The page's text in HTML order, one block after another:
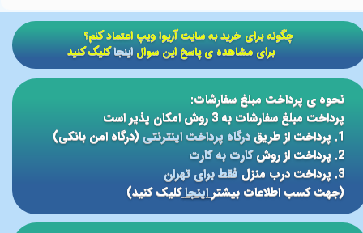
نحوه ی پرداخت مبلغ سفارشات:
پرداخت مبلغ سفارشات به 3 روش امکان پذیر است
1. پرداخت از طریق
درگاه پرداخت اینترنتی(درگاه امن بانکی)
2. پرداخت از روش
کارت به کارت
3. پرداخت درب منزل
فقط برای تهران
(جهت کسب اطلاعات بیشتر اینجاکلیک کنید)
​​چگونه برای خرید به سایت آریوا ویپ اعتماد کنم؟
برای مشاهده ی پاسخ این سوالاینجاکلیک کنید